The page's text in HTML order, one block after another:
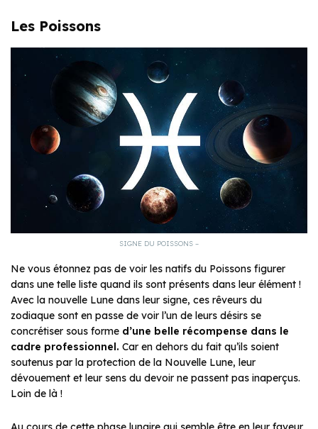
Les Poissons
SIGNE DU POISSONS –
Ne vous étonnez pas de voir les natifs du Poissons figurer
dans une telle liste quand ils sont présents dans leur élément !
Avec la nouvelle Lune dans leur signe, ces rêveurs du
zodiaque sont en passe de voir l’un de leurs désirs se
concrétiser sous forme d’une belle récompense dans le
cadre professionnel. Car en dehors du fait qu’ils soient
soutenus par la protection de la Nouvelle Lune, leur
dévouement et leur sens du devoir ne passent pas inaperçus.
Loin de là !